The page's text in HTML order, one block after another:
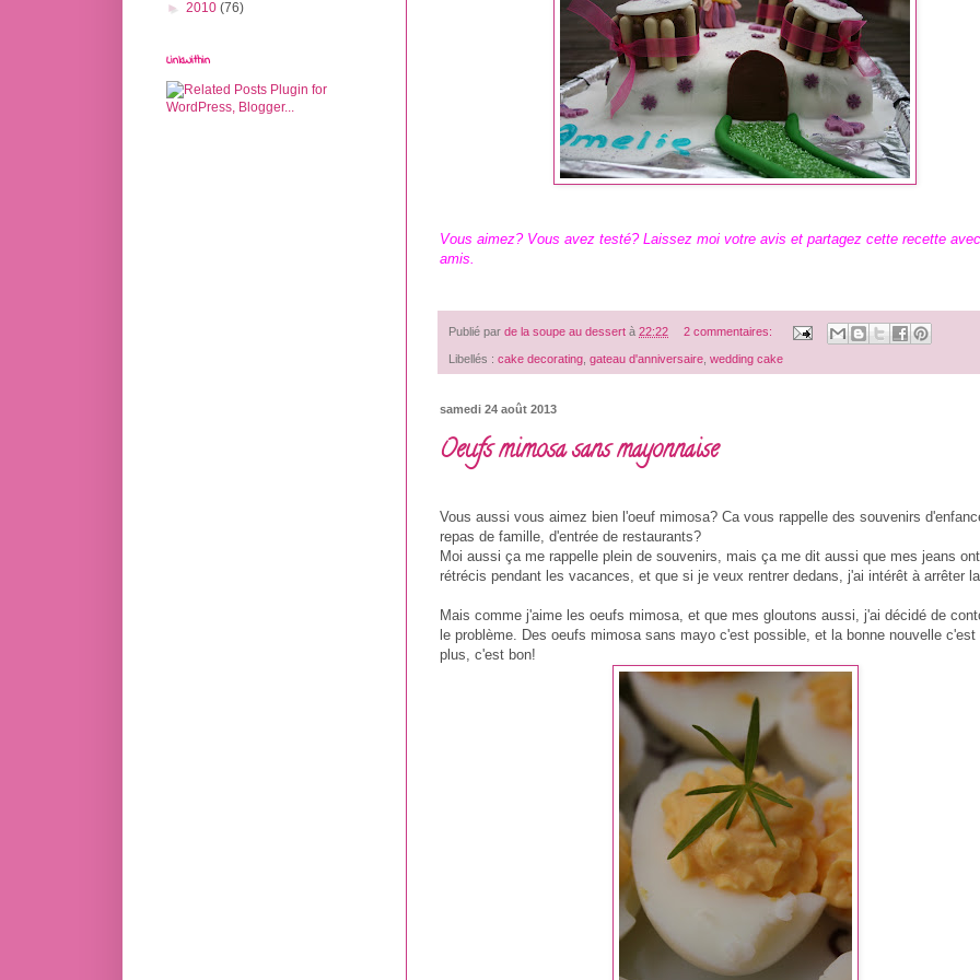
Vous aimez? Vous avez testé? Laissez moi votre avis et partagez cette recette
amis.
Publié par de la soupe au dessert à 22:22 2 commentaires:
Libellés : cake decorating gateau d'anniversaire wedding cake
samedi 24 août 2013
Oeufs mimosa sans mayonnaise
Vous aussi vous aimez bien l'oeuf mimosa? Ca vous rappelle des souvenirs
repas de famille, d'entrée de restaurants?
Moi aussi ça me rappelle plein de souvenirs, mais ça me dit aussi que mes jeans ont
rétrécis pendant les vacances, et que si je veux rentrer dedans, j'ai intérêt à arrêter
Mais comme j'aime les oeufs mimosa, et que mes gloutons aussi, j'ai décidé de
le problème. Des oeufs mimosa sans mayo c'est possible, et la bonne nouvelle c'est
plus, c'est bon!
► 2010 (76)
LinkWithin